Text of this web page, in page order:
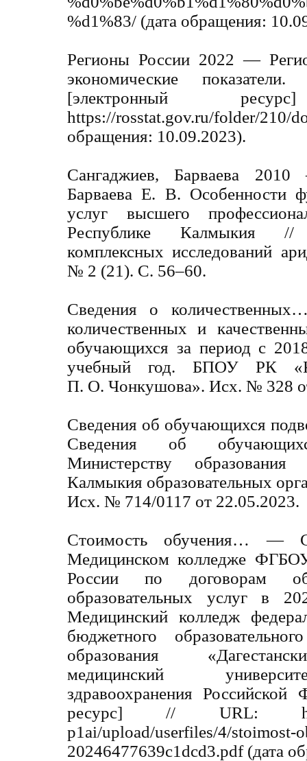
%d1%83/ (дата обращения:
Регионы России 2022 —
экономические
[электронный
https://rosstat.gov.ru/folder/
обращения: 10.09.2023).
Сангаджиев, Барваева
Барваева Е. В. Особенности
услуг высшего
Республике Калмыкия //
комплексных исследований
№ 2 (21). С. 56–60.
Сведения о
количественных и
обучающихся за период с
учебный год. БПОУ РК
П. О. Чонкушова». Исх. № 328
Сведения об обучающихся
Сведения об
Министерству
Калмыкия образовательных
Исх. № 714/0117 от 22.05.2023.
Стоимость обучения… —
Медицинском колледже
России по договорам
образовательных услуг в
Медицинский колледж
бюджетного
образования
медицинский
здравоохранения Российской
ресурс] // URL: https://
p1ai/upload/userfiles/4/stoimost-
20246477639c1dcd3.pdf (дата